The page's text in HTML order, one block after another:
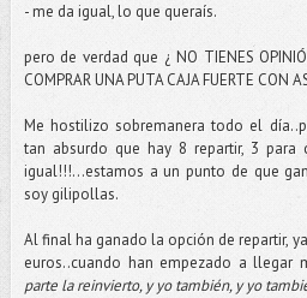
- me da igual, lo que queraís.
pero de verdad que ¿ NO TIENES
COMPRAR UNA PUTA CAJA FUERTE CON
Me hostilizo sobremanera todo el
tan absurdo que hay 8 repartir, 3
igual!!!...estamos a un punto de que
soy gilipollas.
Al final ha ganado la opción de repartir,
euros..cuando han empezado a llegar
parte la reinvierto, y yo también, y yo